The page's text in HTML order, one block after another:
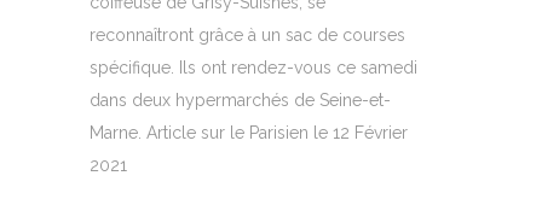
reconnaîtront grâce à un sac de courses
spécifique. Ils ont rendez-vous ce samedi
dans deux hypermarchés de Seine-et-
Marne. Article sur le Parisien le 12 Février
2021